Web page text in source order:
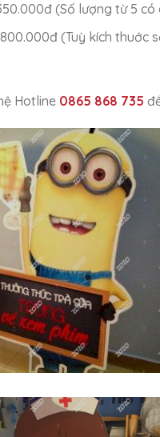
(Số lượng từ 5
(Tuỳ kích thuớc
Hotline 0865 868 735